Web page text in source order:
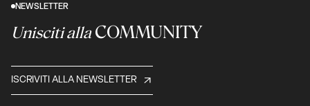
NEWSLETTER
Unisciti allaCOMMUNITY
ISCRIVITI ALLA NEWSLETTER